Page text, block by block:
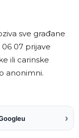
sve građane
07 prijave
ili carinske
anonimni.
›